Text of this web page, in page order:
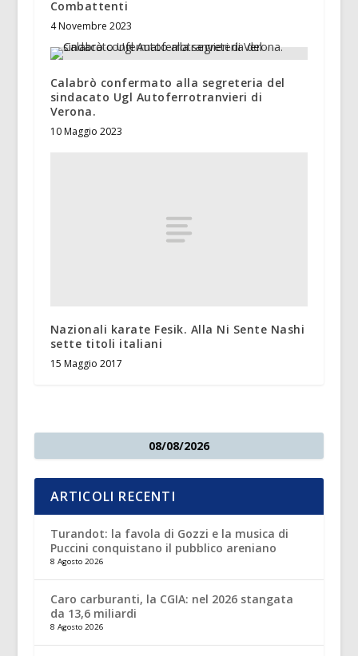
Combattenti
4 Novembre 2023
Calabrò confermato alla segreteria del
sindacato Ugl Autoferrotranvieri di
Verona.
10 Maggio 2023
Nazionali karate Fesik. Alla Ni Sente Nashi
sette titoli italiani
15 Maggio 2017
08/08/2026
ARTICOLI RECENTI
Turandot: la favola di Gozzi e la musica di
Puccini conquistano il pubblico areniano
8 Agosto 2026
Caro carburanti, la CGIA: nel 2026 stangata
da 13,6 miliardi
8 Agosto 2026